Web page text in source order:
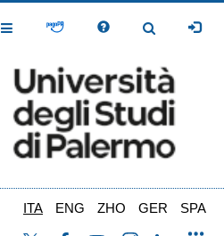
Toggle
Toggle
ITA ENG ZHO GER SPA